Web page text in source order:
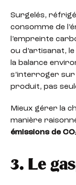
Surgelés,
consomme de
l’empreinte
ou d’artisanat,
la balance
s’interroger sur
produit, pas
Mieux gérer la
manière
émissions de
3. Le